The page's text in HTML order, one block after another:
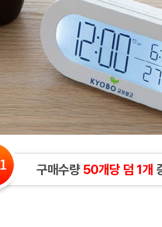
구매수량50개당 덤 1개